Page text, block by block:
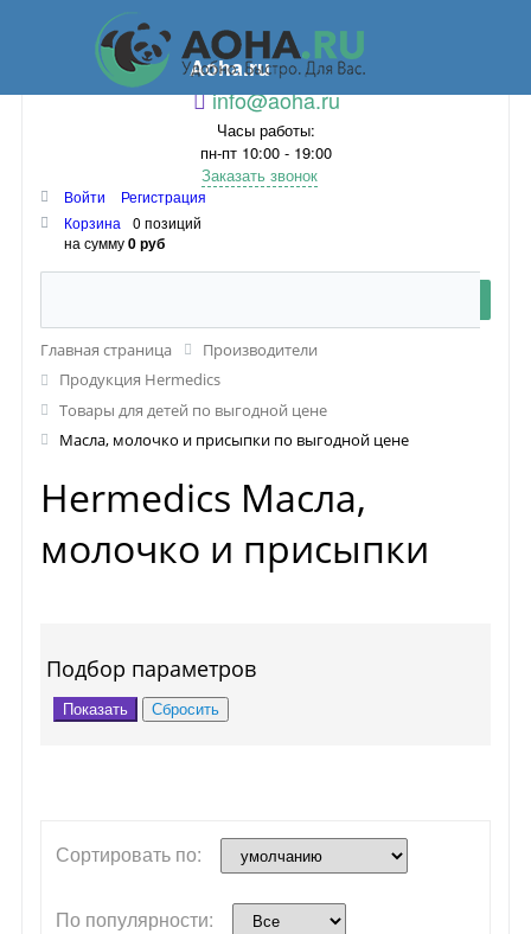
Aoha.ru
info@aoha.ru
Часы работы:
пн-пт 10:00 - 19:00
Заказать звонок
Войти
Регистрация
Корзина
0 позиций
на сумму0 руб
Главная страница
Производители
Продукция Hermedics
Товары для детей по выгодной цене
Масла, молочко и присыпки по выгодной цене
Hermedics Масла,
молочко и присыпки
Подбор параметров
Сортировать по:
По популярности: